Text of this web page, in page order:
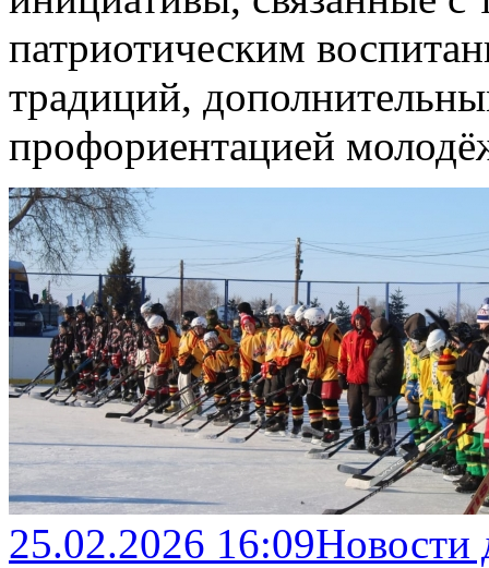
патриотическим
традиций,
профориентацией
25.02.2026 16:09